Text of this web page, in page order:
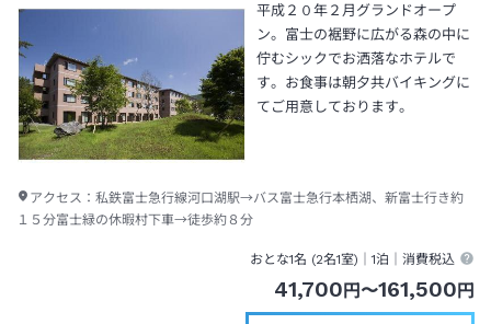
平成２０年２月グランドオープ
ン。富士の裾野に広がる森の中に
佇むシックでお洒落なホテルで
す。お食事は朝夕共バイキングに
てご用意しております。
アクセス： 私鉄富士急行線河口湖駅→バス富士急行本栖湖、新富士行き約
１５分富士緑の休暇村下車→徒歩約８分
おとな1名 (2名1室)｜1泊 ｜消費税込
41,700 円 〜161,500 円